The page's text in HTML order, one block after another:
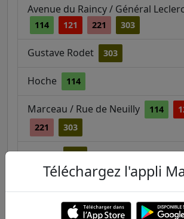
Avenue du Raincy / Général Leclerc
114 121 221 303
Gustave Rodet 303
Hoche 114
Marceau / Rue de Neuilly 114
221
303
Pottier 303
114
Le Raincy - Villemomble -
Téléchargez l'appli